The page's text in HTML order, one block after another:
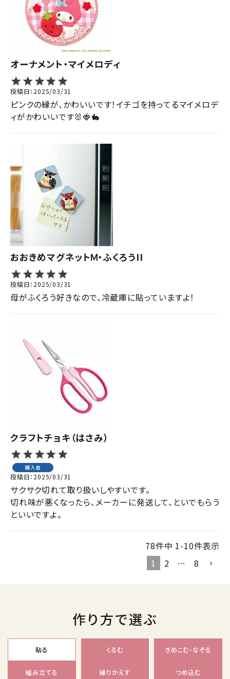
オーナメント・マイメロディ
投稿日 2025/03/31
ピンクの縁が、かわいいです！イチゴを持ってるマイメロデ
ィがかわいいです🐰🍓🐇
おおきめマグネットＭ・ふくろうII
投稿日 2025/03/31
母がふくろう好きなので、冷蔵庫に貼っていますよ！
クラフトチョキ（はさみ）
購入者
投稿日 2025/03/31
サクサク切れて取り扱いしやすいです。
切れ味が悪くなったら、メーカーに発送して、といでもらう
といいですよ。
78件中 1-10件表示
1
2 … 8
作り方で選ぶ
貼る くるむ きめこむ・なぞる
組み立てる 繰りかえす つめ込む